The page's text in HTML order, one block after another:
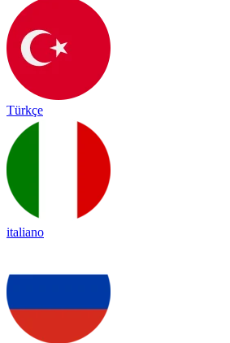
Türkçe
italiano